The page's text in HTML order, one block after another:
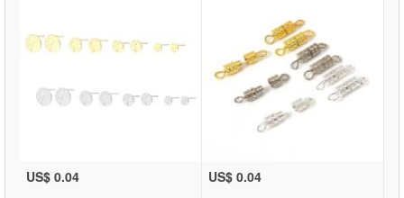
US$ 0.04 US$ 0.04